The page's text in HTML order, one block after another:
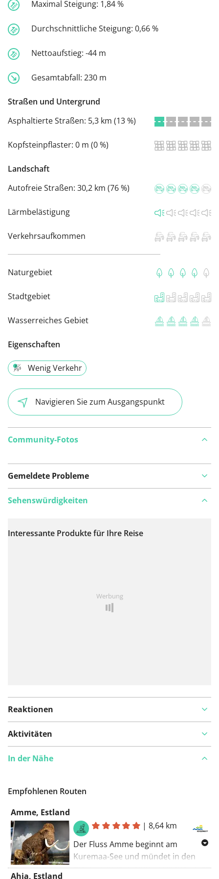
Maximal Steigung: 1,84 %
Durchschnittliche Steigung: 0,66 %
Nettoaufstieg: -44 m
Gesamtabfall: 230 m
Straßen und Untergrund
Asphaltierte Straßen: 5,3 km (13 %)
Kopfsteinpflaster: 0 m (0 %)
Landschaft
Autofreie Straßen: 30,2 km (76 %)
Lärmbelästigung
Verkehrsaufkommen
Naturgebiet
Stadtgebiet
Wasserreiches Gebiet
Eigenschaften
Wenig Verkehr
Navigieren Sie zum Ausgangspunkt
Community-Fotos
Gemeldete Probleme
Auf Karte anzeigen
Sehenswürdigkeiten
Interessante Produkte für Ihre Reise
Werbung
Reaktionen
Aktivitäten
In der Nähe
Empfohlenen Routen
Amme, Estland
|8,64 km
Der Fluss Amme beginnt am
Kuremaa-See und mündet in den
Fluss Emajõgi, wobei er eine Länge
Ahja, Estland